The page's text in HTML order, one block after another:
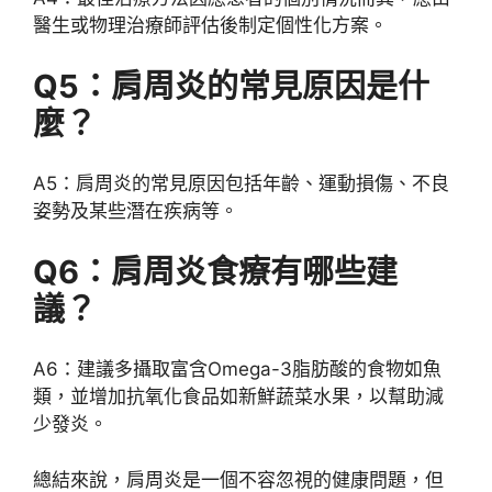
醫生或物理治療師評估後制定個性化方案。
Q5：肩周炎的常見原因是什
麼？
A5：肩周炎的常見原因包括年齡、運動損傷、不良
姿勢及某些潛在疾病等。
Q6：肩周炎食療有哪些建
議？
A6：建議多攝取富含Omega-3脂肪酸的食物如魚
類，並增加抗氧化食品如新鮮蔬菜水果，以幫助減
少發炎。
總結來說，肩周炎是一個不容忽視的健康問題，但